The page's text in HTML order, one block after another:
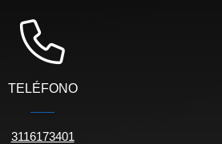
TELÉFONO
3116173401